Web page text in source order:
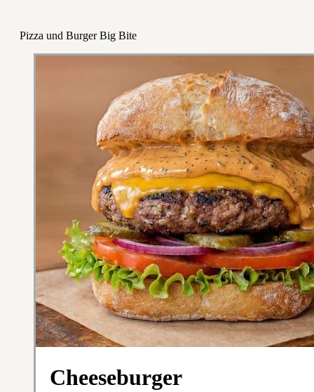
Pizza und Burger Big Bite
Cheeseburger